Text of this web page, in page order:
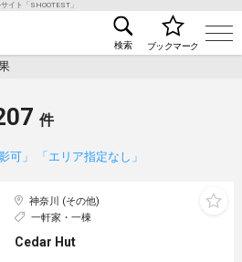
イト「SHOOTEST」
ル撮影スタジオ･ハウススタジオ検索の
検索 ブックマーク
件
可」 「エリア指定なし」
神奈川 (その他)
一軒家・一棟
Cedar Hut